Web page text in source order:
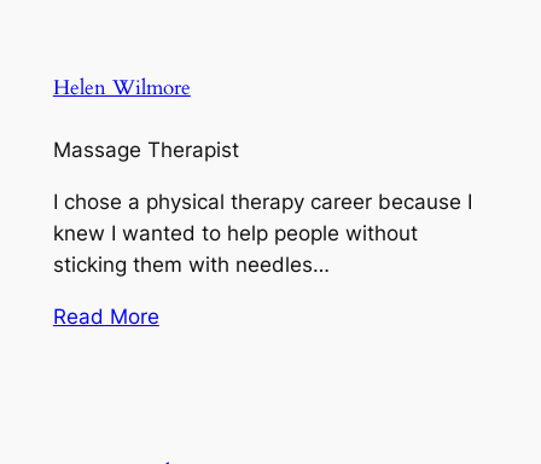
Helen Wilmore
Massage Therapist
I chose a physical therapy career because I
knew I wanted to help people without
sticking them with needles…
Read More